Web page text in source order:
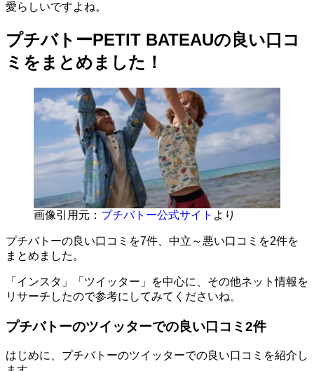
愛らしいですよね。
プチバトーPETIT BATEAUの良い口コ
ミをまとめました！
画像引用元： プチバトー公式サイト より
プチバトーの良い口コミを7件、中立～悪い口コミを2件を
まとめました。
「インスタ」「ツイッター」を中心に、その他ネット情報を
リサーチしたので参考にしてみてくださいね。
プチバトーのツイッターでの良い口コミ2件
はじめに、プチバトーのツイッターでの良い口コミを紹介し